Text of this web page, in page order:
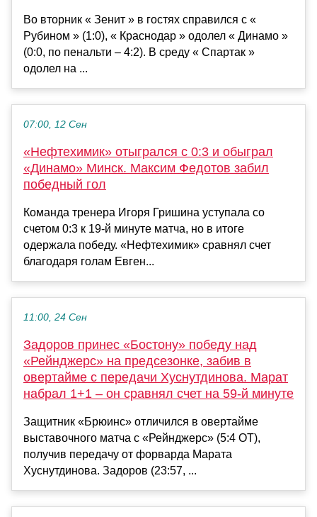
Во вторник « Зенит » в гостях справился с «
Рубином » (1:0), « Краснодар » одолел « Динамо »
(0:0, по пенальти – 4:2). В среду « Спартак »
одолел на ...
07:00, 12 Сен
«Нефтехимик» отыгрался с 0:3 и обыграл
«Динамо» Минск. Максим Федотов забил
победный гол
Команда тренера Игоря Гришина уступала со
счетом 0:3 к 19-й минуте матча, но в итоге
одержала победу. «Нефтехимик» сравнял счет
благодаря голам Евген...
11:00, 24 Сен
Задоров принес «Бостону» победу над
«Рейнджерс» на предсезонке, забив в
овертайме с передачи Хуснутдинова. Марат
набрал 1+1 – он сравнял счет на 59-й минуте
Защитник «Брюинс» отличился в овертайме
выставочного матча с «Рейнджерс» (5:4 ОТ),
получив передачу от форварда Марата
Хуснутдинова. Задоров (23:57, ...